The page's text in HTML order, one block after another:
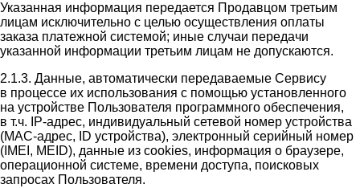
Указанная информация передается Продавцом третьим
лицам исключительно с целью осуществления оплаты
заказа платежной системой; иные случаи передачи
указанной информации третьим лицам не допускаются.
2.1.3. Данные, автоматически передаваемые Сервису
в процессе их использования с помощью установленного
на устройстве Пользователя программного обеспечения,
в т.ч. IP-адрес, индивидуальный сетевой номер устройства
(MAC-адрес, ID устройства), электронный серийный номер
(IMEI, MEID), данные из cookies, информация о браузере,
операционной системе, времени доступа, поисковых
запросах Пользователя.